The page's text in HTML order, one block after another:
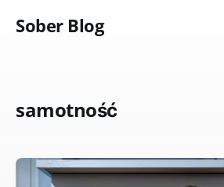
Sober Blog
samotność